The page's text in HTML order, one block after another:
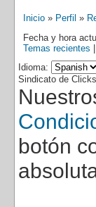
Inicio » Perfil »
Fecha y hora
Temas recientes
Idioma:
Sindicato de
botón